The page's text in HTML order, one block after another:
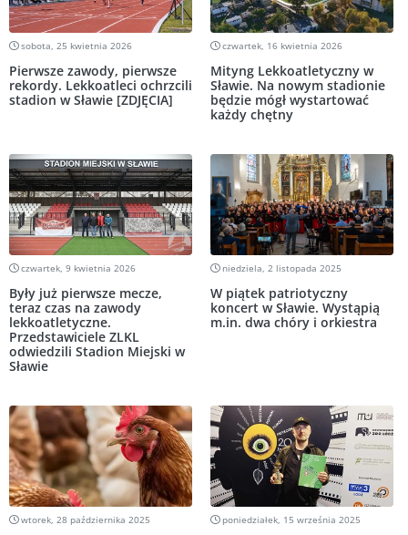
sobota, 25 kwietnia 2026
Pierwsze zawody, pierwsze
rekordy. Lekkoatleci ochrzcili
stadion w Sławie [ZDJĘCIA]
czwartek, 16 kwietnia 2026
Mityng Lekkoatletyczny w
Sławie. Na nowym stadionie
będzie mógł wystartować
każdy chętny
czwartek, 9 kwietnia 2026
Były już pierwsze mecze,
teraz czas na zawody
lekkoatletyczne.
Przedstawiciele ZLKL
odwiedzili Stadion Miejski w
Sławie
niedziela, 2 listopada 2025
W piątek patriotyczny
koncert w Sławie. Wystąpią
m.in. dwa chóry i orkiestra
wtorek, 28 października 2025 poniedziałek, 15 września 2025